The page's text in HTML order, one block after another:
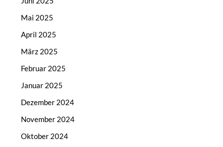
Mai 2025
April 2025
März 2025
Februar 2025
Januar 2025
Dezember 2024
November 2024
Oktober 2024